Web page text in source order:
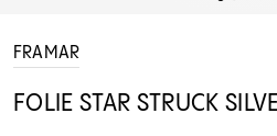
FRAMAR
FOLIE STAR STRUCK